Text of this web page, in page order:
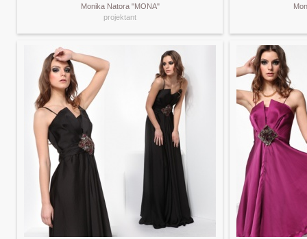
Monika Natora "MONA"
projektant